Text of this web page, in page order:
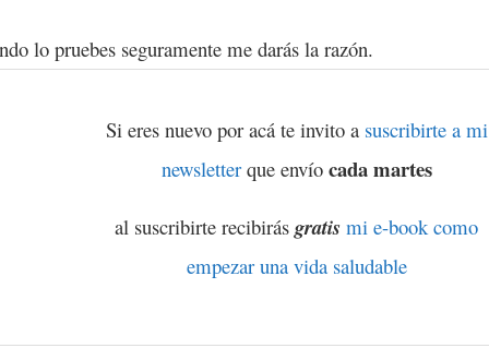
lo pruebes seguramente me darás la razón.
Si eres nuevo por acá te invito asuscribirte a mi
newsletterque envío cada martes
al suscribirte recibirás gratis mi e-book como
empezar una vida saludable